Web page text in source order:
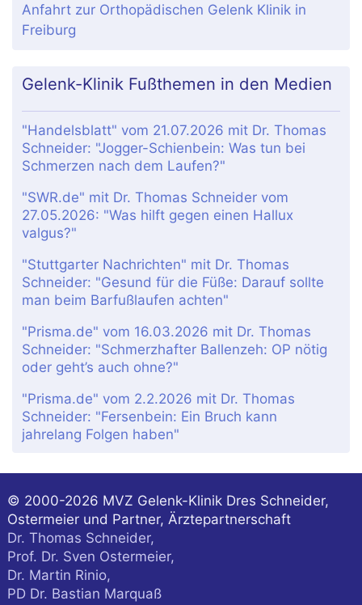
Anfahrt zur Orthopädischen Gelenk Klinik in
Freiburg
Gelenk-Klinik Fußthemen in den Medien
"Handelsblatt" vom 21.07.2026 mit Dr. Thomas
Schneider: "Jogger-Schienbein: Was tun bei
Schmerzen nach dem Laufen?"
"SWR.de" mit Dr. Thomas Schneider vom
27.05.2026: "Was hilft gegen einen Hallux
valgus?"
"Stuttgarter Nachrichten" mit Dr. Thomas
Schneider: "Gesund für die Füße: Darauf sollte
man beim Barfußlaufen achten"
"Prisma.de" vom 16.03.2026 mit Dr. Thomas
Schneider: "Schmerzhafter Ballenzeh: OP nötig
oder geht’s auch ohne?"
"Prisma.de" vom 2.2.2026 mit Dr. Thomas
Schneider: "Fersenbein: Ein Bruch kann
jahrelang Folgen haben"
© 2000-2026 MVZ Gelenk-Klinik Dres Schneider,
Ostermeier und Partner, Ärztepartnerschaft
Dr. Thomas Schneider,
Prof. Dr. Sven Ostermeier,
Dr. Martin Rinio,
PD Dr. Bastian Marquaß